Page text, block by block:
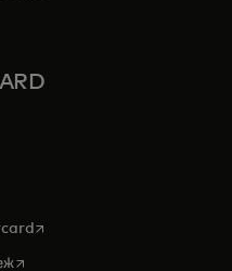
tab
new tab
opens in a new tab
opens in a new tab